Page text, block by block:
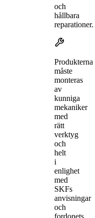
och
hållbara
reparationer.
Produkterna
måste
monteras
av
kunniga
mekaniker
med
rätt
verktyg
och
helt
i
enlighet
med
SKFs
anvisningar
och
fordonets